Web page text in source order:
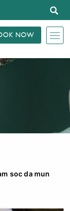
NOW
soc da mun